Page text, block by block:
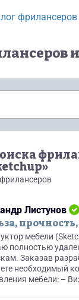
фрилансеров
Листунов
мебели
полностью
Заказав
необходимый
мебели: –